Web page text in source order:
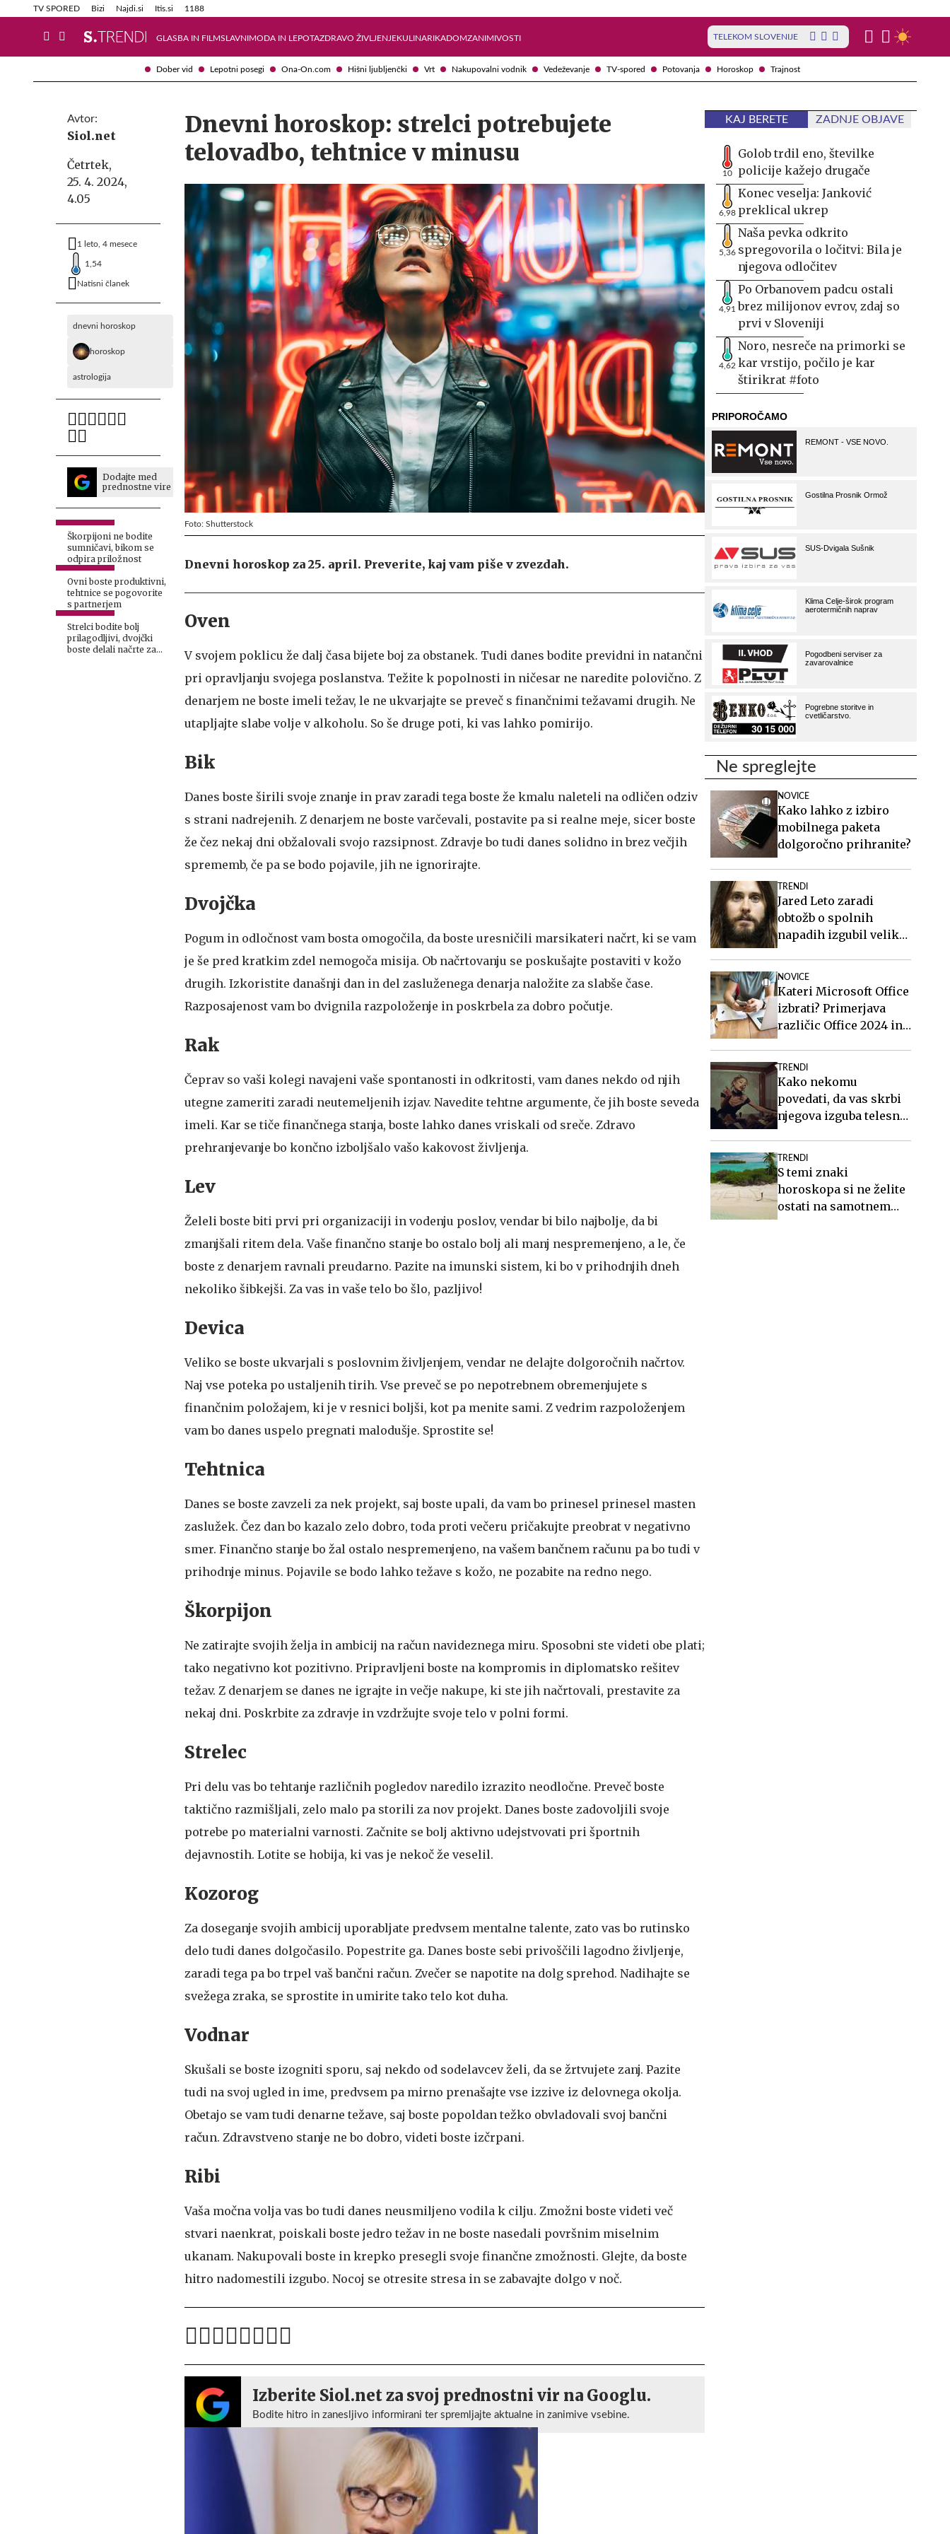
Dober vid Lepotni posegi Ona-On.com Hišni ljubljenčki Vrt Nakupovalni vodnik Vedeževanje TV-spored Potovanja Horoskop Trajnost
TV SPORED Bizi Najdi.si Itis.si 1188
GLASBA IN FILMSLAVNIMODA IN LEPOTAZDRAVO ŽIVLJENJEKULINARIKADOMZANIMIVOSTI TELEKOM SLOVENIJE
Info in obvestila Tehnik
Avtor:
Siol.net
Četrtek,
25. 4. 2024,
4.05
1 leto, 4 mesece
1,54
Natisni članek
dnevni horoskop
horoskop
astrologija
Dodajte med
prednostne vire
Škorpijoni ne bodite
sumničavi, bikom se
odpira priložnost
Ovni boste produktivni,
tehtnice se pogovorite
s partnerjem
Strelci bodite bolj
prilagodljivi, dvojčki
boste delali načrte za
Dnevni horoskop: strelci potrebujete
telovadbo, tehtnice v minusu
Foto: Shutterstock
Dnevni horoskop za 25. april. Preverite, kaj vam piše v zvezdah.
Oven
V svojem poklicu že dalj časa bijete boj za obstanek. Tudi danes bodite previdni in natančni
pri opravljanju svojega poslanstva. Težite k popolnosti in ničesar ne naredite polovično. Z
denarjem ne boste imeli težav, le ne ukvarjajte se preveč s finančnimi težavami drugih. Ne
utapljajte slabe volje v alkoholu. So še druge poti, ki vas lahko pomirijo.
Bik
Danes boste širili svoje znanje in prav zaradi tega boste že kmalu naleteli na odličen odziv
s strani nadrejenih. Z denarjem ne boste varčevali, postavite pa si realne meje, sicer boste
že čez nekaj dni obžalovali svojo razsipnost. Zdravje bo tudi danes solidno in brez večjih
sprememb, če pa se bodo pojavile, jih ne ignorirajte.
Dvojčka
Pogum in odločnost vam bosta omogočila, da boste uresničili marsikateri načrt, ki se vam
je še pred kratkim zdel nemogoča misija. Ob načrtovanju se poskušajte postaviti v kožo
drugih. Izkoristite današnji dan in del zasluženega denarja naložite za slabše čase.
Razposajenost vam bo dvignila razpoloženje in poskrbela za dobro počutje.
Rak
Čeprav so vaši kolegi navajeni vaše spontanosti in odkritosti, vam danes nekdo od njih
utegne zameriti zaradi neutemeljenih izjav. Navedite tehtne argumente, če jih boste seveda
imeli. Kar se tiče finančnega stanja, boste lahko danes vriskali od sreče. Zdravo
prehranjevanje bo končno izboljšalo vašo kakovost življenja.
Lev
Želeli boste biti prvi pri organizaciji in vodenju poslov, vendar bi bilo najbolje, da bi
zmanjšali ritem dela. Vaše finančno stanje bo ostalo bolj ali manj nespremenjeno, a le, če
boste z denarjem ravnali preudarno. Pazite na imunski sistem, ki bo v prihodnjih dneh
nekoliko šibkejši. Za vas in vaše telo bo šlo, pazljivo!
Devica
Veliko se boste ukvarjali s poslovnim življenjem, vendar ne delajte dolgoročnih načrtov.
Naj vse poteka po ustaljenih tirih. Vse preveč se po nepotrebnem obremenjujete s
finančnim položajem, ki je v resnici boljši, kot pa menite sami. Z vedrim razpoloženjem
vam bo danes uspelo pregnati malodušje. Sprostite se!
Tehtnica
Danes se boste zavzeli za nek projekt, saj boste upali, da vam bo prinesel prinesel masten
zaslužek. Čez dan bo kazalo zelo dobro, toda proti večeru pričakujte preobrat v negativno
smer. Finančno stanje bo žal ostalo nespremenjeno, na vašem bančnem računu pa bo tudi v
prihodnje minus. Pojavile se bodo lahko težave s kožo, ne pozabite na redno nego.
Škorpijon
Ne zatirajte svojih želja in ambicij na račun navideznega miru. Sposobni ste videti obe plati;
tako negativno kot pozitivno. Pripravljeni boste na kompromis in diplomatsko rešitev
težav. Z denarjem se danes ne igrajte in večje nakupe, ki ste jih načrtovali, prestavite za
nekaj dni. Poskrbite za zdravje in vzdržujte svoje telo v polni formi.
Strelec
Pri delu vas bo tehtanje različnih pogledov naredilo izrazito neodločne. Preveč boste
taktično razmišljali, zelo malo pa storili za nov projekt. Danes boste zadovoljili svoje
potrebe po materialni varnosti. Začnite se bolj aktivno udejstvovati pri športnih
dejavnostih. Lotite se hobija, ki vas je nekoč že veselil.
Kozorog
Za doseganje svojih ambicij uporabljate predvsem mentalne talente, zato vas bo rutinsko
delo tudi danes dolgočasilo. Popestrite ga. Danes boste sebi privoščili lagodno življenje,
zaradi tega pa bo trpel vaš bančni račun. Zvečer se napotite na dolg sprehod. Nadihajte se
svežega zraka, se sprostite in umirite tako telo kot duha.
Vodnar
Skušali se boste izogniti sporu, saj nekdo od sodelavcev želi, da se žrtvujete zanj. Pazite
tudi na svoj ugled in ime, predvsem pa mirno prenašajte vse izzive iz delovnega okolja.
Obetajo se vam tudi denarne težave, saj boste popoldan težko obvladovali svoj bančni
račun. Zdravstveno stanje ne bo dobro, videti boste izčrpani.
Ribi
Vaša močna volja vas bo tudi danes neusmiljeno vodila k cilju. Zmožni boste videti več
stvari naenkrat, poiskali boste jedro težav in ne boste nasedali površnim miselnim
ukanam. Nakupovali boste in krepko presegli svoje finančne zmožnosti. Glejte, da boste
hitro nadomestili izgubo. Nocoj se otresite stresa in se zabavajte dolgo v noč.
Izberite Siol.net za svoj prednostni vir na Googlu.
Bodite hitro in zanesljivo informirani ter spremljajte aktualne in zanimive vsebine.
KAJ BERETE ZADNJE OBJAVE
10
Golob trdil eno, številke
policije kažejo drugače
6,98
Konec veselja: Janković
preklical ukrep
5,36
Naša pevka odkrito
spregovorila o ločitvi: Bila je
njegova odločitev
4,91
Po Orbanovem padcu ostali
brez milijonov evrov, zdaj so
prvi v Sloveniji
4,62
Noro, nesreče na primorki se
kar vrstijo, počilo je kar
štirikrat #foto
Ne spreglejte
NOVICE
Kako lahko z izbiro
mobilnega paketa
dolgoročno prihranite?
TRENDI
Jared Leto zaradi
obtožb o spolnih
napadih izgubil veliko
NOVICE
Kateri Microsoft Office
izbrati? Primerjava
različic Office 2024 in
TRENDI
Kako nekomu
povedati, da vas skrbi
njegova izguba telesne
TRENDI
S temi znaki
horoskopa si ne želite
ostati na samotnem